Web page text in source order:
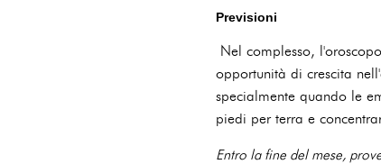
Previsioni
Nel complesso,
opportunità di crescita
specialmente quando le
piedi per terra e
Entro la fine del mese,